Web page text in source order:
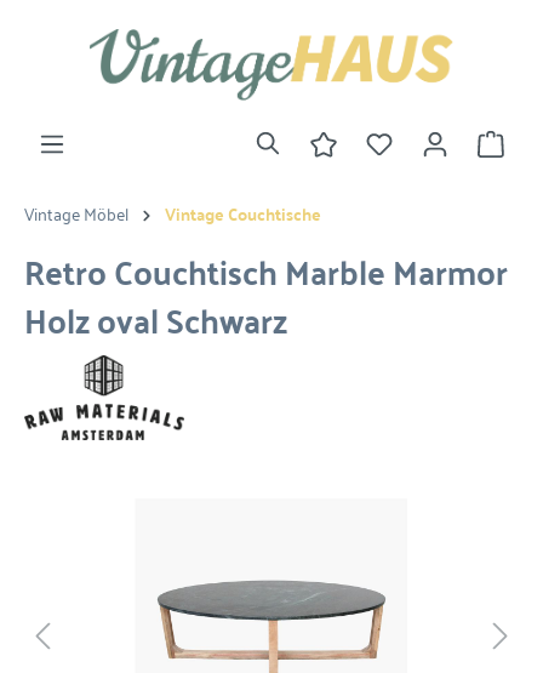
Vintage Möbel Vintage Couchtische
Retro Couchtisch Marble Marmor
Holz oval Schwarz